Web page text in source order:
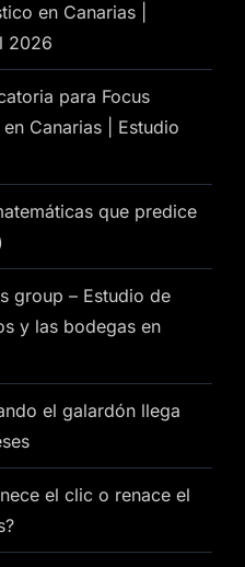
en Canarias |
2026
para Focus
Canarias | Estudio
que predice
group – Estudio de
y las bodegas en
el galardón llega
el clic o renace el